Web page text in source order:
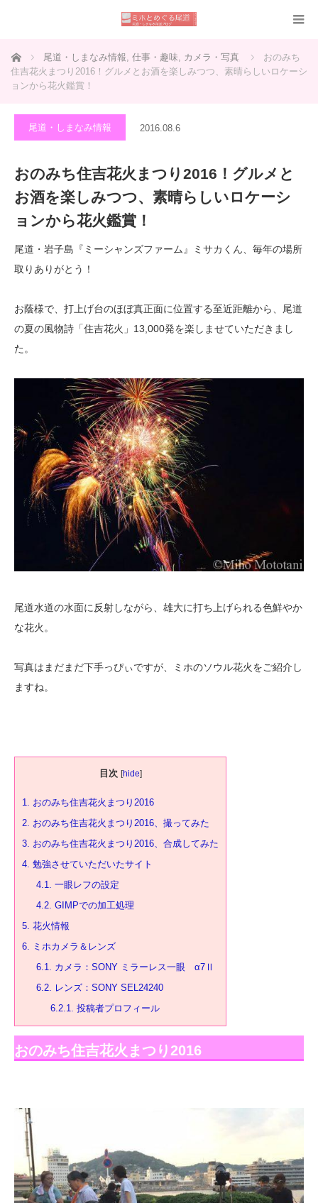
ホーム 尾道・しまなみ情報, 仕事・趣味, カメラ・写真
おのみち
住吉花火まつり2016！グルメとお酒を楽しみつつ、素晴らしいロケーシ
ョンから花火鑑賞！
尾道・しまなみ情報 2016.08.6
おのみち住吉花火まつり2016！グルメと
お酒を楽しみつつ、素晴らしいロケーシ
ョンから花火鑑賞！
尾道・岩子島『ミーシャンズファーム』ミサカくん、毎年の場所
取りありがとう！
お蔭様で、打上げ台のほぼ真正面に位置する至近距離から、尾道
の夏の風物詩「住吉花火」13,000発を楽しませていただきまし
た。
尾道水道の水面に反射しながら、雄大に打ち上げられる色鮮やか
な花火。
写真はまだまだ下手っぴぃですが、ミホのソウル花火をご紹介し
ますね。
目次 [hide]
1. おのみち住吉花火まつり2016
2. おのみち住吉花火まつり2016、撮ってみた
3. おのみち住吉花火まつり2016、合成してみた
4. 勉強させていただいたサイト
4.1. 一眼レフの設定
4.2. GIMPでの加工処理
5. 花火情報
6. ミホカメラ＆レンズ
6.1. カメラ：SONY ミラーレス一眼 α7Ⅱ
6.2. レンズ：SONY SEL24240
6.2.1. 投稿者プロフィール
おのみち住吉花火まつり2016